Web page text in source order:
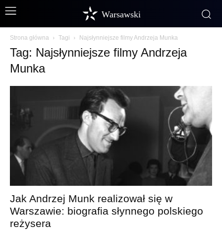
Warsawski
Strona główna Tagi Najsłynniejsze filmy Andrzeja Munka
Tag: Najsłynniejsze filmy Andrzeja
Munka
Jak Andrzej Munk realizował się w
Warszawie: biografia słynnego polskiego
reżysera